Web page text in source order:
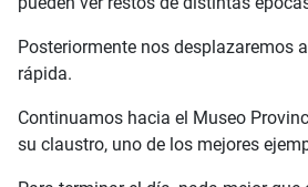
Posteriormente nos desplazaremos
rápida.
Continuamos hacia el Museo
su claustro, uno de los mejores